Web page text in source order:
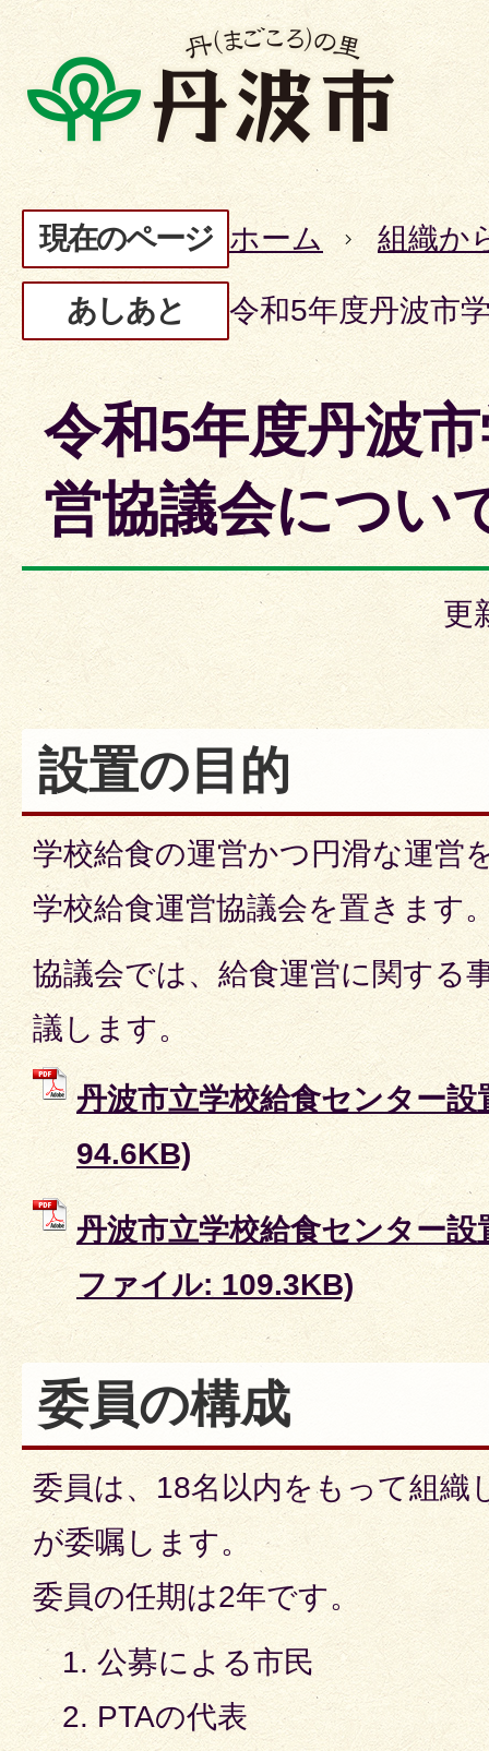
現在のページ ホーム 組織か
あしあと 令和5年度丹波市
令和5年度丹波
営協議会につい
更
設置の目的
学校給食の運営かつ円滑な運営
学校給食運営協議会を置きます
協議会では、給食運営に関する
議します。
丹波市立学校給食センター
94.6KB)
丹波市立学校給食センター
ファイル: 109.3KB)
委員の構成
委員は、18名以内をもって組織
が委嘱します。
委員の任期は2年です。
公募による市民
PTAの代表